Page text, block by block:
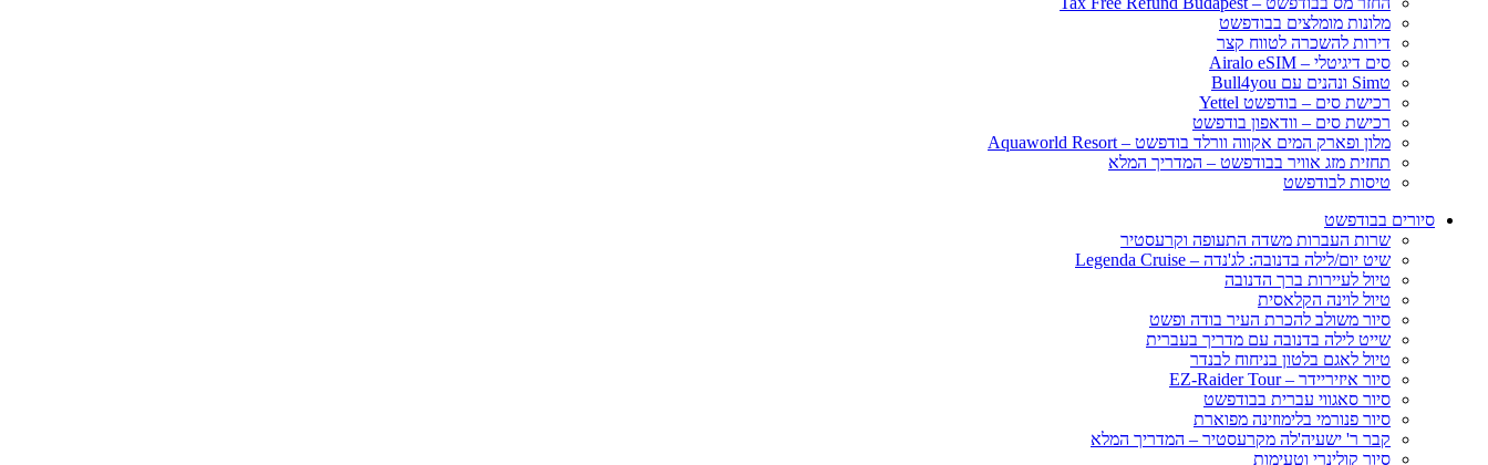
מלונות מומלצים בבודפשט
דירות להשכרה לטווח קצר
סים דיגיטלי – Airalo eSIM
טSim ונהנים עם Bull4you
רכישת סים – בודפשט Yettel
רכישת סים – וודאפון בודפשט
מלון ופארק המים אקווה וורלד בודפשט – Aquaworld Resort
תחזית מזג אוויר בבודפשט – המדריך המלא
טיסות לבודפשט
סיורים בבודפשט
שרות העברות משדה התעופה וקרעסטיר
שיט יום/לילה בדנובה: לג'נדה – Legenda Cruise
טיול לעיירות ברך הדנובה
טיול לוינה הקלאסית
סיור משולב להכרת העיר בודה ופשט
שייט לילה בדנובה עם מדריך בעברית
טיול לאגם בלטון בניחוח לבנדר
סיור איזיריידר – EZ-Raider Tour
סיור סאגווי עברית בבודפשט
סיור פנורמי בלימוזינה מפוארת
קבר ר' ישעיה'לה מקרעסטיר – המדריך המלא
סיור קולינרי וטעימות